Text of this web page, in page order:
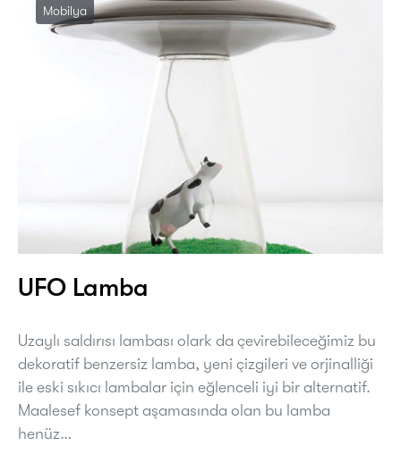
Mobilya
UFO Lamba
Uzaylı saldırısı lambası olark da çevirebileceğimiz bu
dekoratif benzersiz lamba, yeni çizgileri ve orjinalliği
ile eski sıkıcı lambalar için eğlenceli iyi bir alternatif.
Maalesef konsept aşamasında olan bu lamba
henüz…